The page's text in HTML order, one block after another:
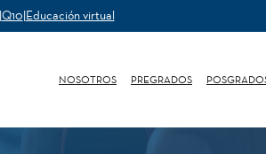
Q10|Educación virtual
NOSOTROS PREGRADOS